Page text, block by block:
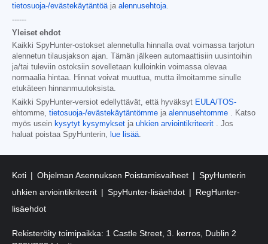
tietosuoja-/evästekäytäntöäja alennusehtoja.
------
Yleiset ehdot
Kaikki SpyHunter-ostokset alennetulla hinnalla ovat voimassa tarjotun
alennetun tilausjakson ajan. Tämän jälkeen automaattisiin uusintoihin
ja/tai tuleviin ostoksiin sovelletaan kulloinkin voimassa olevaa
normaalia hintaa. Hinnat voivat muuttua, mutta ilmoitamme sinulle
etukäteen hinnanmuutoksista.
Kaikki SpyHunter-versiot edellyttävät, että hyväksyt EULA/TOS-
ehtomme, tietosuoja-/evästekäytäntömme ja alennusehtomme . Katso
myös usein kysytyt kysymykset ja uhkien arviointikriteerit . Jos
haluat poistaa SpyHunterin, lue lisää.
Koti Ohjelman Asennuksen Poistamisvaiheet
SpyHunterin
uhkien arviointikriteerit
SpyHunter-lisäehdot
RegHunter-
lisäehdot
Rekisteröity toimipaikka: 1 Castle Street, 3. kerros, Dublin 2